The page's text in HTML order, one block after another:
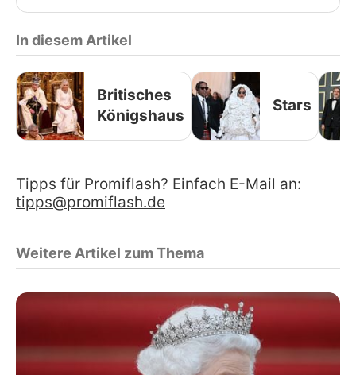
In diesem Artikel
Britisches
Königshaus
Stars
Tipps für Promiflash? Einfach E-Mail an:
tipps@promiflash.de
Weitere Artikel zum Thema